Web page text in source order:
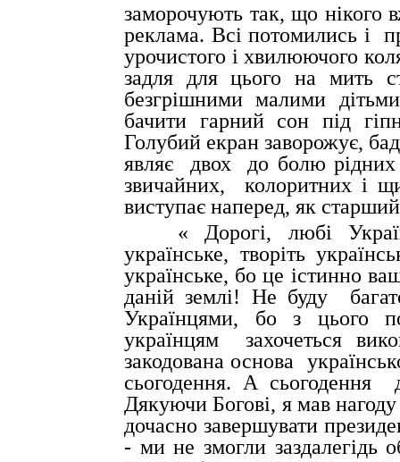
заморочують так, що нікого
реклама. Всі потомились і
урочистого і хвилюючого
задля для цього на мить
безгрішними малими
бачити гарний сон під
Голубий екран заворожує,
являє
двох
до болю рідних
звичайних,
колоритних і
виступає наперед, як
« Дорогі, любі
українське, творіть
українське, бо це істинно
даній землі! Не буду
Українцями, бо з цього
українцям
захочеться
закодована основа
сьогодення. А сьогодення
Дякуючи Богові, я мав нагоду
дочасно завершувати
- ми не змогли заздалегідь